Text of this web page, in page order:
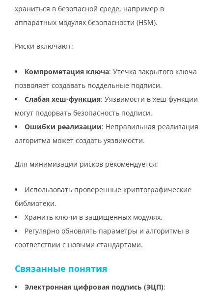
храниться в безопасной среде, например в
аппаратных модулях безопасности (HSM).
Риски включают:
Компрометация ключа: Утечка закрытого ключа
позволяет создавать поддельные подписи.
Слабая хеш-функция: Уязвимости в хеш-функции
могут подорвать безопасность подписи.
Ошибки реализации: Неправильная реализация
алгоритма может создать уязвимости.
Для минимизации рисков рекомендуется:
Использовать проверенные криптографические
библиотеки.
Хранить ключи в защищенных модулях.
Регулярно обновлять параметры и алгоритмы в
соответствии с новыми стандартами.
Связанные понятия
Электронная цифровая подпись (ЭЦП):